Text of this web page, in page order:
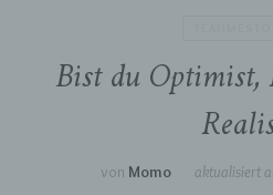
Bist du Optimist,
von Momo aktualisiert
gewährleisten, dass die
Daten nicht einer
identifizierbaren
zugewiesen werden.